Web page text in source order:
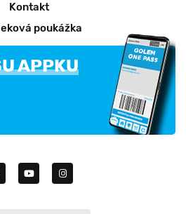
Kontakt
poukážka
APPKU